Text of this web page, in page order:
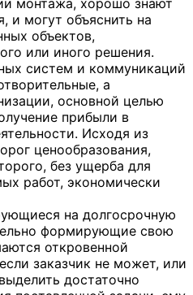
монтажа, хорошо знают
и могут объяснить на
объектов,
или иного решения.
систем и коммуникаций
а
основной целью
прибыли в
Исходя из
ценообразования,
без ущерба для
работ, экономически
на долгосрочную
формирующие свою
откровенной
заказчик не может, или
достаточно